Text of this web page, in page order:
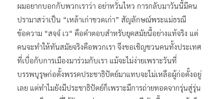
ผมอยากบอกกับพวกเราว่า อย่าหวั่นไหว การกลับมาวันนี้มีคน
ปรามาสว่าเป็น “เหล้าเก่าขวดเก่า” สัญลักษณ์พระแม่ธรณี
ข้อความ “สจฺจํ เว“ คือคำตอบสำหรับยุคสมัยนี้อย่างแท้จริง แต่
คนจะทำให้ทันสมัยจริงคือพวกเรา จึงขอเชิญชวนคนทั้งประเทศ
ที่เบื่อกับการเมืองมาร่วมกับเรา แม้จะไม่ง่ายเพราะวันที่
บรรพบุรุษก่อตั้งพรรคประชาธิปัตย์มาแทบจะไม่เหลือผู้ก่อตั้งอยู่
เลย แต่ทำไมยังมีประชาธิปัตย์ก็เพราะมีการถ่ายทอดจากรุ่นสู่รุ่น